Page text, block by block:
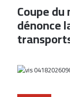
Coupe
dénonce